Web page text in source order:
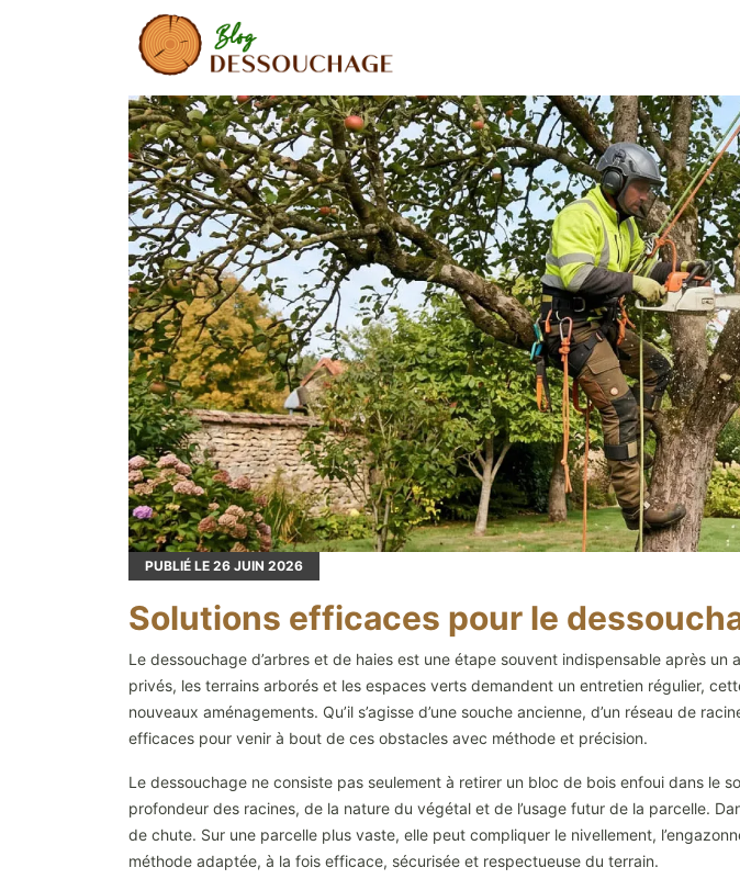
PUBLIÉ LE 26 JUIN 2026
Solutions efficaces pour le
Le dessouchage d’arbres et de haies est une étape souvent indispensable après
privés, les terrains arborés et les espaces verts demandent un entretien régulier,
nouveaux aménagements. Qu’il s’agisse d’une souche ancienne, d’un réseau de
efficaces pour venir à bout de ces obstacles avec méthode et précision.
Le dessouchage ne consiste pas seulement à retirer un bloc de bois enfoui dans le
profondeur des racines, de la nature du végétal et de l’usage futur de la parcelle.
de chute. Sur une parcelle plus vaste, elle peut compliquer le nivellement,
méthode adaptée, à la fois efficace, sécurisée et respectueuse du terrain.